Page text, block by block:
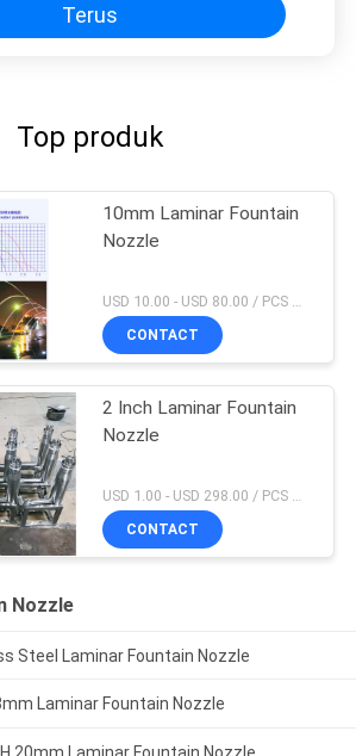
Terus
Top produk
10mm Laminar Fountain
Nozzle
CONTACT
2 Inch Laminar Fountain
Nozzle
CONTACT
Nozzle
Steel Laminar Fountain Nozzle
Laminar Fountain Nozzle